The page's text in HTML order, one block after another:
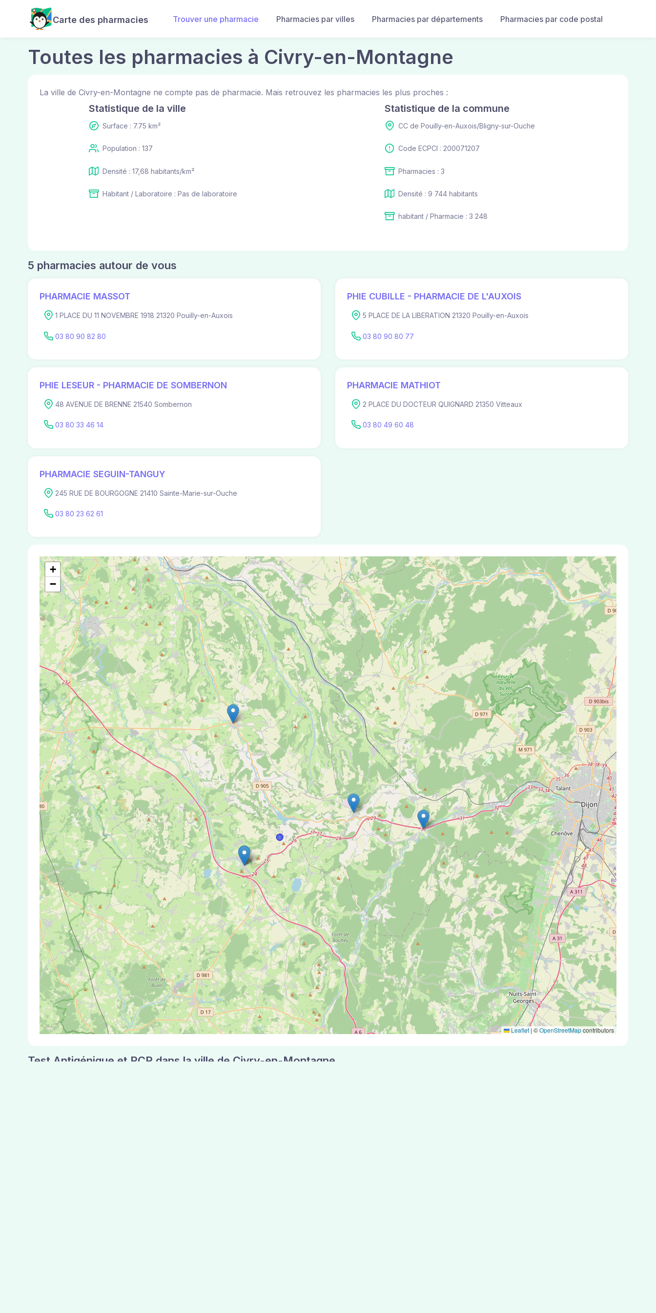
Carte des pharmacies Trouver une pharmacie Pharmacies par villes Pharmacies par départements Pharmacies par code postal
Toutes les pharmacies à Civry-en-Montagne
La ville de Civry-en-Montagne ne compte pas de pharmacie. Mais retrouvez les pharmacies les plus proches :
Statistique de la ville
Surface : 7.75 km²
Population : 137
Densité : 17,68 habitants/km²
Habitant / Laboratoire : Pas de laboratoire
Statistique de la commune
CC de Pouilly-en-Auxois/Bligny-sur-Ouche
Code ECPCI : 200071207
Pharmacies : 3
Densité : 9 744 habitants
habitant / Pharmacie : 3 248
5 pharmacies autour de vous
PHARMACIE MASSOT
1 PLACE DU 11 NOVEMBRE 1918 21320 Pouilly-en-Auxois
03 80 90 82 80
PHIE CUBILLE - PHARMACIE DE L'AUXOIS
5 PLACE DE LA LIBERATION 21320 Pouilly-en-Auxois
03 80 90 80 77
PHIE LESEUR - PHARMACIE DE SOMBERNON
48 AVENUE DE BRENNE 21540 Sombernon
03 80 33 46 14
PHARMACIE MATHIOT
2 PLACE DU DOCTEUR QUIGNARD 21350 Vitteaux
03 80 49 60 48
PHARMACIE SEGUIN-TANGUY
245 RUE DE BOURGOGNE 21410 Sainte-Marie-sur-Ouche
03 80 23 62 61
+
−
Leaflet | ©OpenStreetMapcontributors
Test Antigénique et PCR dans la ville de Civry-en-Montagne